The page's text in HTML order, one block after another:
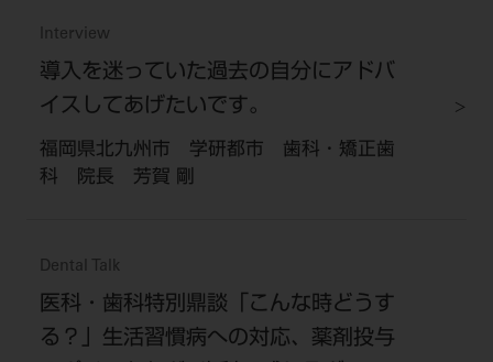
Interview
導入を迷っていた過去の自分にアドバ
イスしてあげたいです。
福岡県北九州市 学研都市 歯科・矯正歯
科 院長 芳賀 剛
Dental Talk
医科・歯科特別鼎談「こんな時どうす
る？」生活習慣病への対応、薬剤投与